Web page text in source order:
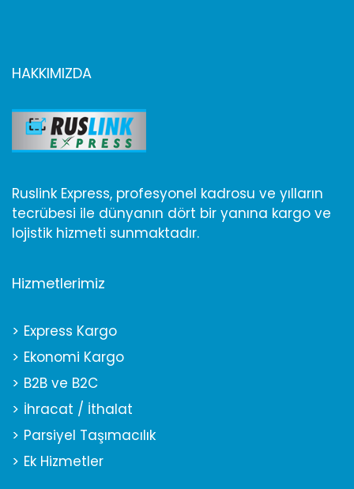
HAKKIMIZDA
Ruslink Express, profesyonel kadrosu ve yılların
tecrübesi ile dünyanın dört bir yanına kargo ve
lojistik hizmeti sunmaktadır.
Hizmetlerimiz
Express Kargo
Ekonomi Kargo
B2B ve B2C
İhracat / İthalat
Parsiyel Taşımacılık
Ek Hizmetler